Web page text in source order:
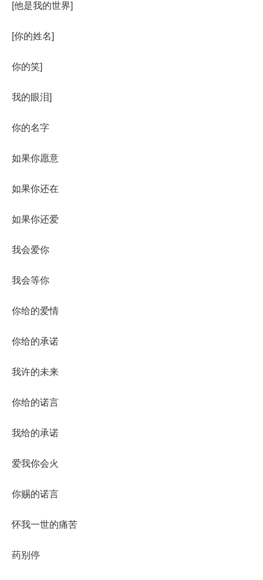
[他是我的世界]
[你的姓名]
你的笑]
我的眼泪]
你的名字
如果你愿意
如果你还在
如果你还爱
我会爱你
我会等你
你给的爱情
你给的承诺
我许的未来
你给的诺言
我给的承诺
爱我你会火
你赐的诺言
怀我一世的痛苦
药别停